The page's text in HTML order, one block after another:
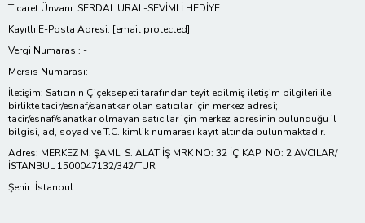
Ticaret Ünvanı: SERDAL URAL-SEVİMLİ HEDİYE
Kayıtlı E-Posta Adresi: [email protected]
Vergi Numarası: -
Mersis Numarası: -
İletişim: Satıcının Çiçeksepeti tarafından teyit edilmiş iletişim bilgileri ile
birlikte tacir/esnaf/sanatkar olan satıcılar için merkez adresi;
tacir/esnaf/sanatkar olmayan satıcılar için merkez adresinin bulunduğu il
bilgisi, ad, soyad ve T.C. kimlik numarası kayıt altında bulunmaktadır.
Adres: MERKEZ M. ŞAMLI S. ALAT İŞ MRK NO: 32 İÇ KAPI NO: 2 AVCILAR/
İSTANBUL 1500047132/342/TUR
Şehir: İstanbul